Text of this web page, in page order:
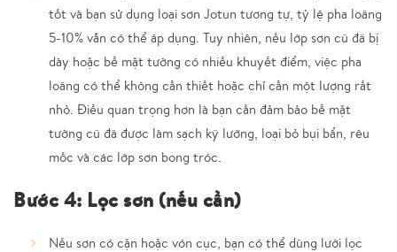
tốt và bạn sử dụng loại sơn Jotun tương tự, tỷ lệ pha loãng
5-10% vẫn có thể áp dụng. Tuy nhiên, nếu lớp sơn cũ đã bị
dày hoặc bề mặt tường có nhiều khuyết điểm, việc pha
loãng có thể không cần thiết hoặc chỉ cần một lượng rất
nhỏ. Điều quan trọng hơn là bạn cần đảm bảo bề mặt
tường cũ đã được làm sạch kỹ lưỡng, loại bỏ bụi bẩn, rêu
mốc và các lớp sơn bong tróc.
Bước 4: Lọc sơn (nếu cần)
Nếu sơn có cặn hoặc vón cục, bạn có thể dùng lưới lọc